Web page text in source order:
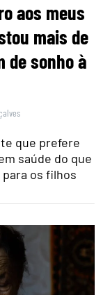
aos meus
mais de
de sonho à
que prefere
saúde do que
os filhos